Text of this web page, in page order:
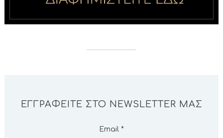
ΕΓΓΡΑΦΕΊΤΕ ΣΤΟ NEWSLETTER ΜΑΣ
Email *